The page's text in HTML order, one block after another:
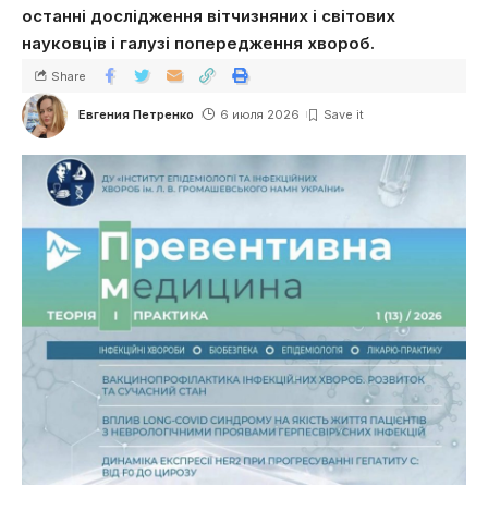
останні дослідження вітчизняних і світових
науковців і галузі попередження хвороб.
Евгения Петренко 6 июля 2026
Share